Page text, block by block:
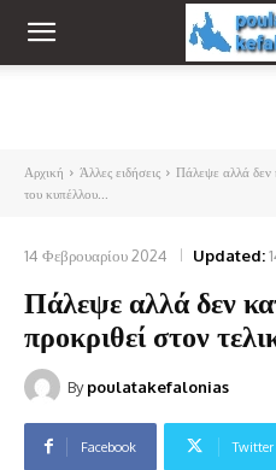
Αρχική Άλλες ειδήσεις
Πάλεψε αλλά δεν
του κυπέλλου...
14 Φεβρουαρίου 2024 Updated:
Πάλεψε αλλά δεν
προκριθεί στον
By poulatakefalonias
Facebook Twitter